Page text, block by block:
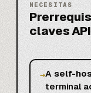
NECESITAS
claves
→A self-
terminal